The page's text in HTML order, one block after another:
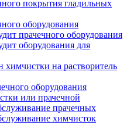
покрытия гладильных
оборудования
прачечного оборудования
оборудования для
на растворитель
оборудования
или прачечной
прачечных
химчисток